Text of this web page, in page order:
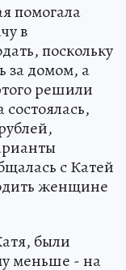
помогала
в
поскольку
за домом, а
решили
с Катей
женщине
были
меньше - на